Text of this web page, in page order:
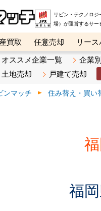
リビン・テクノロ
場）が運営するサ
買取 任意売却
リー
ト不動産カンパニー オ
オススメ企業一覧
企業
土地売却 戸建て売却
ンマッチ 住み替え・買い
福